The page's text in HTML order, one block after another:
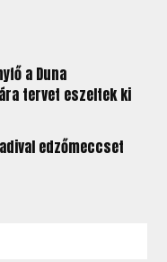
a Duna
tervet eszeltek ki
edzőmeccset